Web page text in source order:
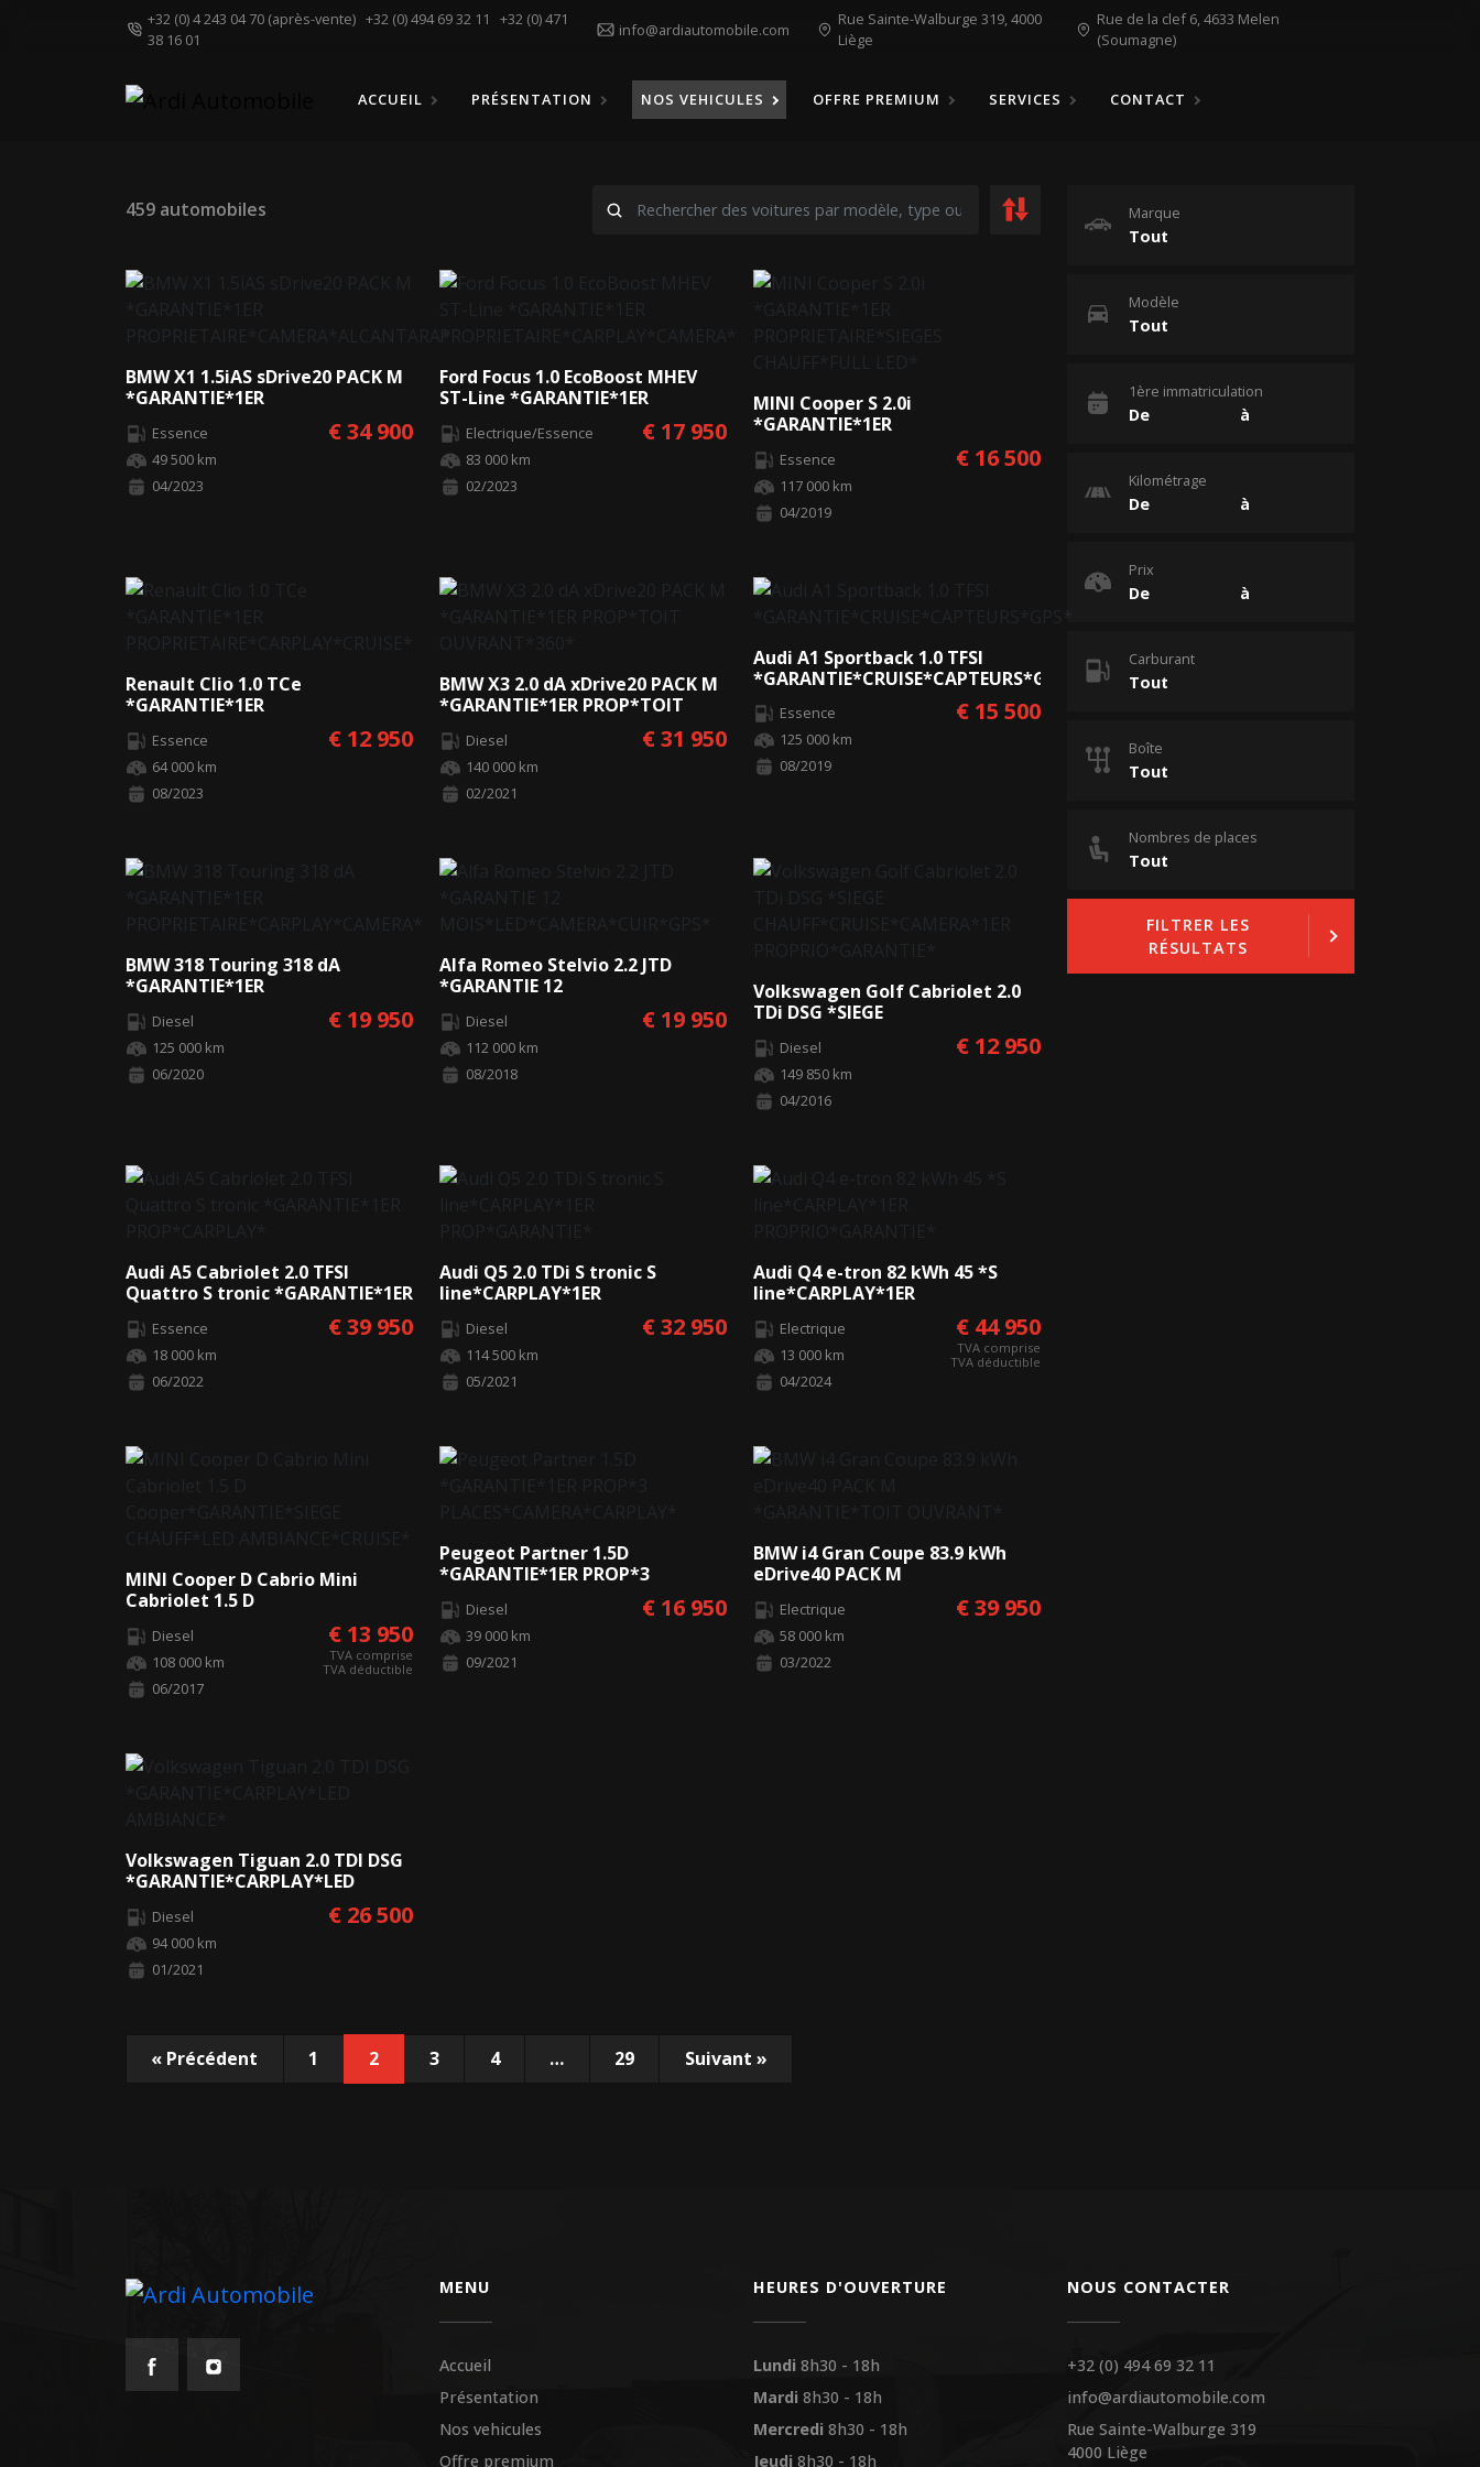
+32 (0) 4 243 04 70 (après-vente) +32 (0) 494 69 32 11
+32 (0) 471
38 16 01
info@ardiautomobile.com
Rue Sainte-Walburge 319, 4000
Liège
Rue de la clef 6, 4633 Melen
(Soumagne)
ACCUEIL PRÉSENTATION NOS VEHICULES OFFRE PREMIUM SERVICES CONTACT
459 automobiles
BMW X1 1.5iAS sDrive20 PACK M
*GARANTIE*1ER
PROPRIETAIRE*CAMERA*ALCANTARA*
Essence
49 500 km
04/2023
€ 34 900
Ford Focus 1.0 EcoBoost MHEV
ST-Line *GARANTIE*1ER
PROPRIETAIRE*CARPLAY*CAMERA*
Electrique/Essence
83 000 km
02/2023
€ 17 950
MINI Cooper S 2.0i
*GARANTIE*1ER
CHAUFF*FULL LED*
Essence
117 000 km
04/2019
€ 16 500
Renault Clio 1.0 TCe
*GARANTIE*1ER
PROPRIETAIRE*CARPLAY*CRUISE*
Essence
64 000 km
08/2023
€ 12 950
BMW X3 2.0 dA xDrive20 PACK M
*GARANTIE*1ER PROP*TOIT
Diesel
140 000 km
02/2021
€ 31 950
Audi A1 Sportback 1.0 TFSI
*GARANTIE*CRUISE*CAPTEURS*GPS*
Essence
125 000 km
08/2019
€ 15 500
BMW 318 Touring 318 dA
*GARANTIE*1ER
PROPRIETAIRE*CARPLAY*CAMERA*
Diesel
125 000 km
06/2020
€ 19 950
Alfa Romeo Stelvio 2.2 JTD
*GARANTIE 12
MOIS*LED*CAMERA*CUIR*GPS*
Diesel
112 000 km
08/2018
€ 19 950
Volkswagen Golf Cabriolet 2.0
TDi DSG *SIEGE
CHAUFF*CRUISE*CAMERA*1ER
PROPRIO*GARANTIE*
Diesel
149 850 km
04/2016
€ 12 950
Audi A5 Cabriolet 2.0 TFSI
Quattro S tronic *GARANTIE*1ER
Essence
18 000 km
06/2022
€ 39 950
Audi Q5 2.0 TDi S tronic S
line*CARPLAY*1ER
Diesel
114 500 km
05/2021
€ 32 950
Audi Q4 e-tron 82 kWh 45 *S
line*CARPLAY*1ER
Electrique
13 000 km
04/2024
€ 44 950
TVA comprise
TVA déductible
MINI Cooper D Cabrio Mini
Cabriolet 1.5 D
Cooper*GARANTIE*SIEGE
CHAUFF*LED AMBIANCE*CRUISE*
Diesel
108 000 km
06/2017
€ 13 950
TVA comprise
TVA déductible
Peugeot Partner 1.5D
*GARANTIE*1ER PROP*3
PLACES*CAMERA*CARPLAY*
Diesel
39 000 km
09/2021
€ 16 950
BMW i4 Gran Coupe 83.9 kWh
eDrive40 PACK M
*GARANTIE*TOIT OUVRANT*
Electrique
58 000 km
03/2022
€ 39 950
Volkswagen Tiguan 2.0 TDI DSG
*GARANTIE*CARPLAY*LED
Diesel
94 000 km
01/2021
€ 26 500
« Précédent 1 2 3 4 … 29 Suivant »
Marque
Modèle
1ère immatriculation
Kilométrage
Prix
Carburant
Boîte
Nombres de places
FILTRER LES
RÉSULTATS
MENU
Accueil
Présentation
Nos vehicules
Offre premium
HEURES D'OUVERTURE
Lundi 8h30 - 18h
Mardi 8h30 - 18h
Mercredi 8h30 - 18h
Jeudi 8h30 - 18h
NOUS CONTACTER
+32 (0) 494 69 32 11
info@ardiautomobile.com
Rue Sainte-Walburge 319
4000 Liège